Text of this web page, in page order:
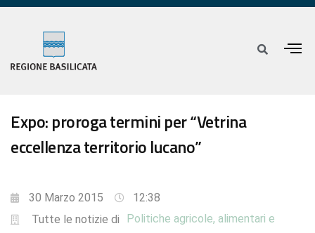
Expo: proroga termini per “Vetrina
eccellenza territorio lucano”
30 Marzo 2015
12:38
Tutte le notizie di
Politiche agricole, alimentari e